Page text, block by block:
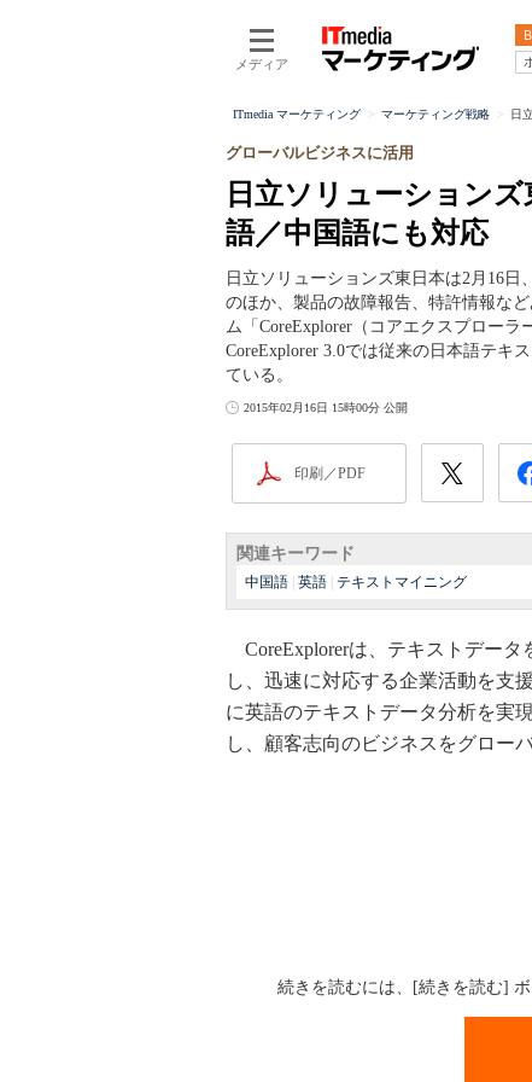
メディア
ITmedia マーケティング マーケティング戦略 日
日立ソリューション
語／中国語にも対応
グローバルビジネスに活用
日立ソリューションズ東日本は2月16
のほか、製品の故障報告、特許情報な
ム「CoreExplorer（コアエクスプローラ
CoreExplorer 3.0では従来の日本語テキ
ている。
2015年02月16日 15時00分 公開
印刷／PDF
関連キーワード
中国語 英語 テキストマイニング
CoreExplorerは、テキストデー
し、迅速に対応する企業活動を支
に英語のテキストデータ分析を実
し、顧客志向のビジネスをグロー
続きを読むには、[続きを読む]